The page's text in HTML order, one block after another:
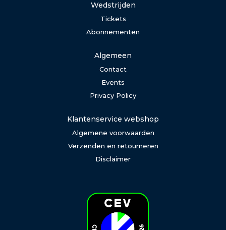
Wedstrijden
Tickets
Abonnementen
Algemeen
Contact
Events
Privacy Policy
Klantenservice webshop
Algemene voorwaarden
Verzenden en retourneren
Disclaimer